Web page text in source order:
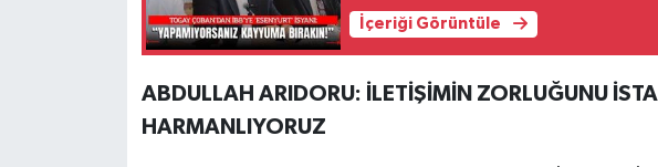
İçeriği Görüntüle
ABDULLAH ARIDORU: İLETİŞİMİN ZORLUĞUNU
HARMANLIYORUZ